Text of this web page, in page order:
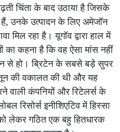
चिंता के बाद उठाया है जिसके
उनके उत्पादन के लिए अमेजॉन
मिल रहा है। यूगॉव द्वारा हाल में
का कहना है कि वह ऐसा मांस नहीं
से हो। ब्रिटेन के सबसे बड़े सुपर
की वकालत की थी और यह
वाली कंपनियों और रिटेलर्स के
रिसोर्स इनीशिएटिव में हिस्सा
लेकर गठित एक बहु हितधारक